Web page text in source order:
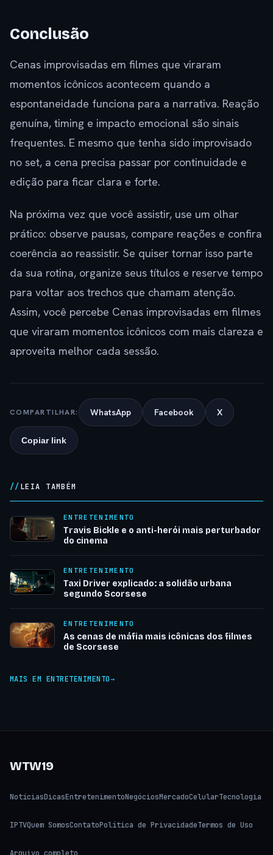
Conclusão
Cenas improvisadas em filmes que viraram
momentos icônicos acontecem quando a
espontaneidade funciona para a narrativa. Reação
genuína, timing e impacto emocional são sinais
frequentes. E mesmo que tenha sido improvisado
no set, a cena precisa passar por continuidade e
edição para ficar clara e forte.
Na próxima vez que você assistir, use um olhar
prático: observe pausas, compare reações e confira
coerência ao reassistir. Se quiser tornar isso parte
da sua rotina, organize seus títulos e reserve tempo
para voltar aos trechos que chamam atenção.
Assim, você percebe Cenas improvisadas em filmes
que viraram momentos icônicos com mais clareza e
aproveita melhor cada sessão.
COMPARTILHAR: WhatsApp Facebook X
Copiar link
LEIA TAMBÉM
ENTRETENIMENTO
Travis Bickle e o anti-herói mais perturbador
do cinema
ENTRETENIMENTO
Taxi Driver explicado: a solidão urbana
segundo Scorsese
ENTRETENIMENTO
As cenas de máfia mais icônicas dos filmes
de Scorsese
MAIS EM ENTRETENIMENTO
WTW19
NotíciasDicasEntretenimentoNegóciosMercadoCelularTecnologia
IPTVQuem SomosContatoPolítica de PrivacidadeTermos de Uso
Arquivo completo